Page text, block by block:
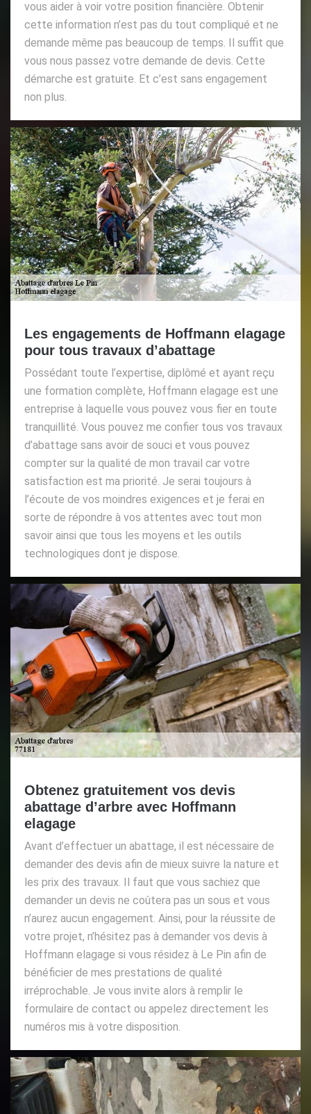
vous aider à voir votre position financière. Obtenir
cette information n’est pas du tout compliqué et ne
demande même pas beaucoup de temps. Il suffit que
vous nous passez votre demande de devis. Cette
démarche est gratuite. Et c’est sans engagement
non plus.
Les engagements de Hoffmann elagage
pour tous travaux d’abattage
Possédant toute l’expertise, diplômé et ayant reçu
une formation complète, Hoffmann elagage est une
entreprise à laquelle vous pouvez vous fier en toute
tranquillité. Vous pouvez me confier tous vos travaux
d’abattage sans avoir de souci et vous pouvez
compter sur la qualité de mon travail car votre
satisfaction est ma priorité. Je serai toujours à
l’écoute de vos moindres exigences et je ferai en
sorte de répondre à vos attentes avec tout mon
savoir ainsi que tous les moyens et les outils
technologiques dont je dispose.
Obtenez gratuitement vos devis
abattage d’arbre avec Hoffmann
elagage
Avant d’effectuer un abattage, il est nécessaire de
demander des devis afin de mieux suivre la nature et
les prix des travaux. Il faut que vous sachiez que
demander un devis ne coûtera pas un sous et vous
n’aurez aucun engagement. Ainsi, pour la réussite de
votre projet, n’hésitez pas à demander vos devis à
Hoffmann elagage si vous résidez à Le Pin afin de
bénéficier de mes prestations de qualité
irréprochable. Je vous invite alors à remplir le
formulaire de contact ou appelez directement les
numéros mis à votre disposition.